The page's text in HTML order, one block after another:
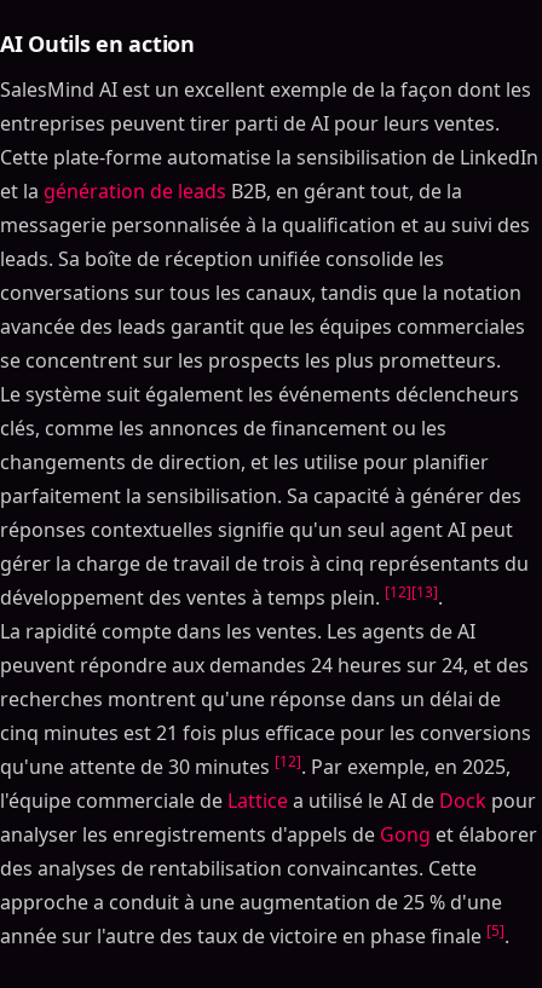
AI Outils en action
SalesMind AI est un excellent exemple de la façon dont les
entreprises peuvent tirer parti de AI pour leurs ventes.
Cette plate-forme automatise la sensibilisation de LinkedIn
et la génération de leads B2B, en gérant tout, de la
messagerie personnalisée à la qualification et au suivi des
leads. Sa boîte de réception unifiée consolide les
conversations sur tous les canaux, tandis que la notation
avancée des leads garantit que les équipes commerciales
se concentrent sur les prospects les plus prometteurs.
Le système suit également les événements déclencheurs
clés, comme les annonces de financement ou les
changements de direction, et les utilise pour planifier
parfaitement la sensibilisation. Sa capacité à générer des
réponses contextuelles signifie qu'un seul agent AI peut
gérer la charge de travail de trois à cinq représentants du
développement des ventes à temps plein. [12][13].
La rapidité compte dans les ventes. Les agents de AI
peuvent répondre aux demandes 24 heures sur 24, et des
recherches montrent qu'une réponse dans un délai de
cinq minutes est 21 fois plus efficace pour les conversions
qu'une attente de 30 minutes [12]. Par exemple, en 2025,
l'équipe commerciale de Latticea utilisé le AI de Dock pour
analyser les enregistrements d'appels de Gong et élaborer
des analyses de rentabilisation convaincantes. Cette
approche a conduit à une augmentation de 25 % d'une
année sur l'autre des taux de victoire en phase finale [5].